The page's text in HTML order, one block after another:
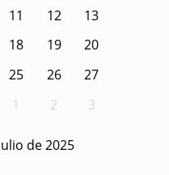
11 12
13
18 19
20
25 26
27
1 2 3
de 2025